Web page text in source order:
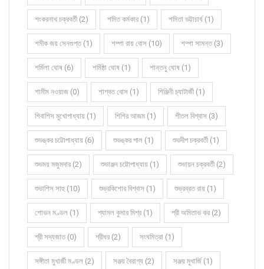
শংকরনাথ চক্রবর্তী (2) শমিত কর্মকার (1) শমিতা ভট্টাচার্য (1)
শমীক জয় সেনগুপ্ত (1) শম্পা রায় বোস (10) শম্পা সামন্ত (3)
শর্মিলা ঘোষ (6) শর্মিষ্ঠা ঘোষ (1) শান্তনু ঘোষ (1)
শামীম নওয়াজ (0) শাশ্বত বোস (1) শিঞ্জিনী চ্যাটার্জী (1)
শিবাশিস মুখোপাধ্যায় (1) শিশির আজম (1) শীতল বিশ্বাস (3)
শুভঙ্কর চট্টোপাধ্যায় (6) শুভঙ্কর পাল (1) শুভদীপ চক্রবর্তী (1)
শুভময় মজুমদার (2) শুভাঞ্জন চট্টোপাধ্যায় (1) শুভায়ন চক্রবর্তী (2)
শুভাশিস সাহু (10) শুভ্রকিশোর বিশ্বাস (1) শুভ্রব্রত রায় (1)
শোভন মণ্ডল (1) শ্যামল কুমার মিশ্র (1) শ্রী অমিতাভ কর (2)
শ্রী সদ্যজাত (0) শ্রীধর (2) সংঘমিত্রা (1)
সঙ্গীতা মুখার্জী মণ্ডল (2) সঞ্জয় বৈরাগ্য (2) সঞ্জয় মুখার্জি (1)